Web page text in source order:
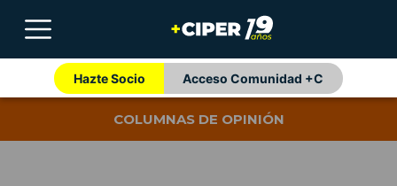
Hazte Socio Acceso Comunidad +C
COLUMNAS DE OPINIÓN